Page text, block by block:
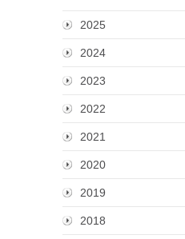
2025
2024
2023
2022
2021
2020
2019
2018